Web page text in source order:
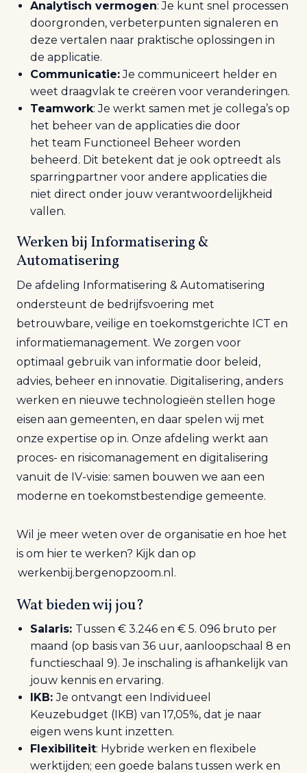
Analytisch vermogen: Je kunt snel processen
doorgronden, verbeterpunten signaleren en
deze vertalen naar praktische oplossingen in
de applicatie.
Communicatie:Je communiceert helder en
weet draagvlak te creëren voor veranderingen.
Teamwork: Je werkt samen met je collega’s op
het beheer van de applicaties die door
het team Functioneel Beheer worden
beheerd . Dit betekent dat je ook optreedt als
sparringpartner voor andere applicaties die
niet direct onder jouw verantwoordelijkheid
vallen.
Werken bij Informatisering &
Automatisering
De afdeling Informatisering & Automatisering
ondersteunt de bedrijfsvoering met
betrouwbare, veilige en toekomstgerichte ICT en
informatiemanagement. We zorgen voor
optimaal gebruik van informatie door beleid,
advies, beheer en innovatie. Digitalisering, anders
werken en nieuwe technologieën stellen hoge
eisen aan gemeenten, en daar spelen wij met
onze expertise op in. Onze afdeling werkt aan
proces- en risicomanagement en digitalisering
vanuit de IV-visie: samen bouwen we aan een
moderne en toekomstbestendige gemeente.
Wil je meer weten over de organisatie en hoe het
is om hier te werken? Kijk dan op
werkenbij.bergenopzoom.nl.
Wat bieden wij jou?
Salaris: Tussen € 3.246 en € 5. 096 bruto per
maand (op basis van 36 uur, aanloopschaal 8 en
functieschaal 9). Je inschaling is afhankelijk van
jouw kennis en ervaring.
IKB:Je ontvangt een Individueel
Keuzebudget (IKB) van 17,05%, dat je naar
eigen wens kunt inzetten.
Flexibiliteit: Hybride werken en flexibele
werktijden; een goede balans tussen werk en